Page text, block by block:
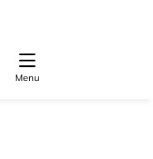
Menu